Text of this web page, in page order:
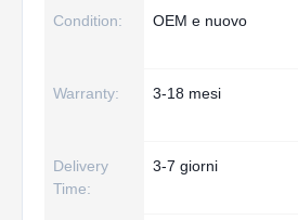
Condition: OEM e nuovo
Warranty: 3-18 mesi
Delivery
Time:
3-7 giorni